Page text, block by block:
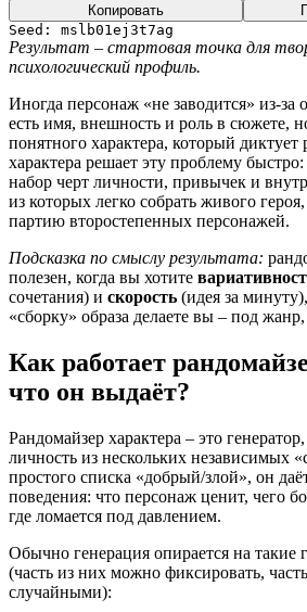
Копировать
Seed: mslb01ej3t7ag
Результат – стартовая точка для
психологический профиль.
Иногда персонаж «не заводится» из‑за
есть имя, внешность и роль в сюжете,
понятного характера, который
характера решает эту проблему
набор черт личности, привычек и
из которых легко собрать живого
партию второстепенных персонажей.
Подсказка по смыслу результата:
полезен, когда вы хотите
сочетания) и скорость (идея за
«сборку» образа делаете вы – под
Как работает
что он выдаёт?
Рандомайзер характера – это
личность из нескольких независимых
простого списка «добрый/злой», он
поведения: что персонаж ценит, чего
где ломается под давлением.
Обычно генерация опирается на такие
(часть из них можно фиксировать,
случайными):